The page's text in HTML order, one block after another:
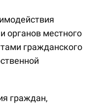
органов местного
гражданского
граждан,